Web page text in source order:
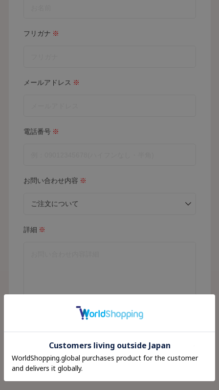
フリガナ ※
メールアドレス ※
電話番号 ※
お問い合わせ内容 ※
詳細 ※